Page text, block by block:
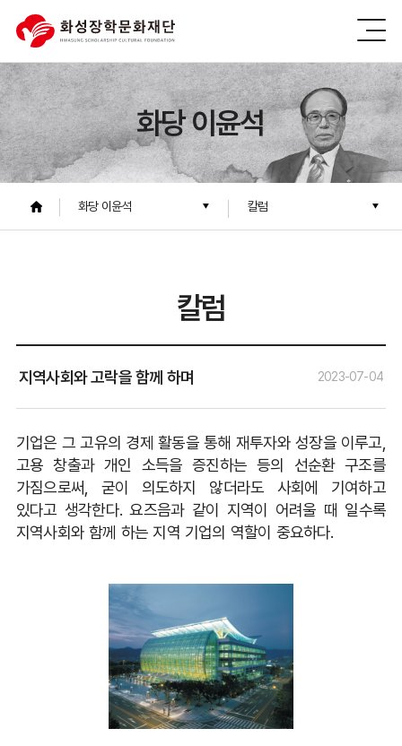
화당 이윤석
화당 이윤석 칼럼
칼럼
지역사회와 고락을 함께 하며 2023-07-04
기업은 그 고유의 경제 활동을 통해 재투자와 성장을 이루고,
고용 창출과 개인 소득을 증진하는 등의 선순환 구조를
가짐으로써, 굳이 의도하지 않더라도 사회에 기여하고
있다고 생각한다. 요즈음과 같이 지역이 어려울 때 일수록
지역사회와 함께 하는 지역 기업의 역할이 중요하다.